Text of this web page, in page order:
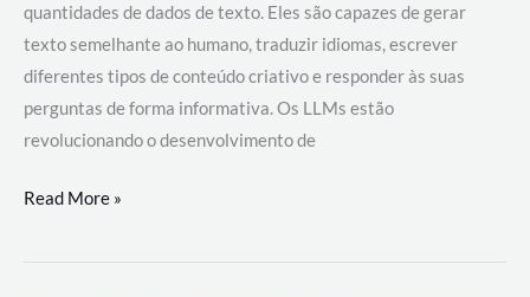
quantidades de dados de texto. Eles são capazes de gerar
texto semelhante ao humano, traduzir idiomas, escrever
diferentes tipos de conteúdo criativo e responder às suas
perguntas de forma informativa. Os LLMs estão
revolucionando o desenvolvimento de
Large
Models
Read More »